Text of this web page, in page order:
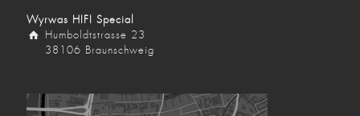
Wyrwas HIFI Special
Humboldtstrasse 23
38106 Braunschweig